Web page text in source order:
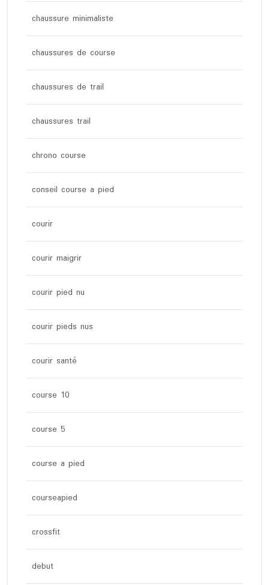
chaussure minimaliste
chaussures de course
chaussures de trail
chaussures trail
chrono course
conseil course a pied
courir
courir maigrir
courir pied nu
courir pieds nus
courir santé
course 10
course 5
course a pied
courseapied
crossfit
debut